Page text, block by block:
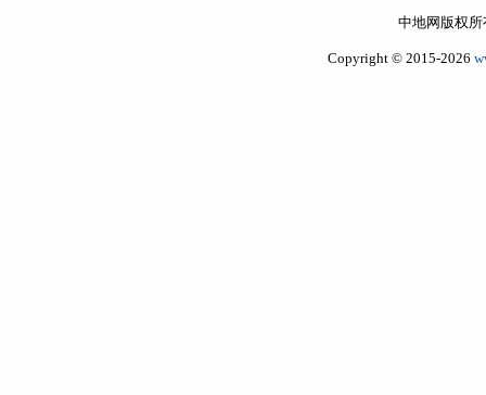
中地网版权
Copyright © 2015-2026